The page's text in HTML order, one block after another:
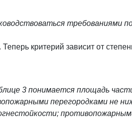
требованиями
критерий зависит от
3 понимается площадь
перегородками не